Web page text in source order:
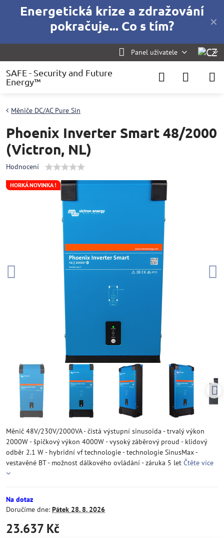
✕
Energetická krize a zdražování
pokračuje... Co s tím?
Panel uživatele
SAFE - Security and Future
Energy™
HORKÁ NOVINKA !
Měniče DC/AC Pure Sin
Phoenix Inverter Smart 48/2000
(Victron, NL)
Hodnocení
Měnič 48V/230V/2000VA - čistá výstupní sinusoida - trvalý výkon
2000W - špičkový výkon 4000W - vysoký záběrový proud - klidový
odběr 2.1 W - hybridní vf technologie - technologie SinusMax -
vestavěné BT - možnost dálkového ovládání - záruka 5 let Čtěte více
Na dotaz
Doručíme dne: Pátek 28. 8. 2026
23.637 Kč